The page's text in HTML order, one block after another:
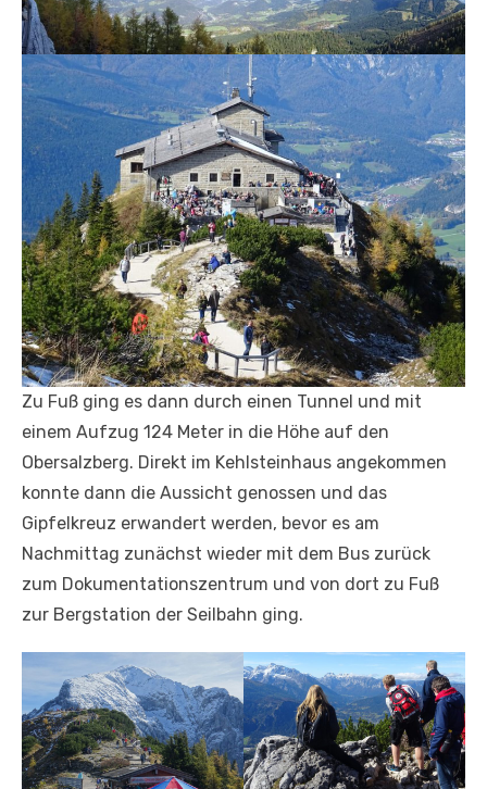
Zu Fuß ging es dann durch einen Tunnel und mit
einem Aufzug 124 Meter in die Höhe auf den
Obersalzberg. Direkt im Kehlsteinhaus angekommen
konnte dann die Aussicht genossen und das
Gipfelkreuz erwandert werden, bevor es am
Nachmittag zunächst wieder mit dem Bus zurück
zum Dokumentationszentrum und von dort zu Fuß
zur Bergstation der Seilbahn ging.